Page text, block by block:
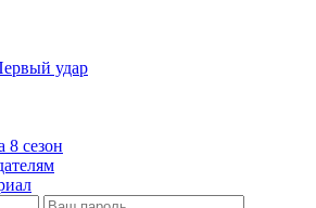
удар
8 сезон